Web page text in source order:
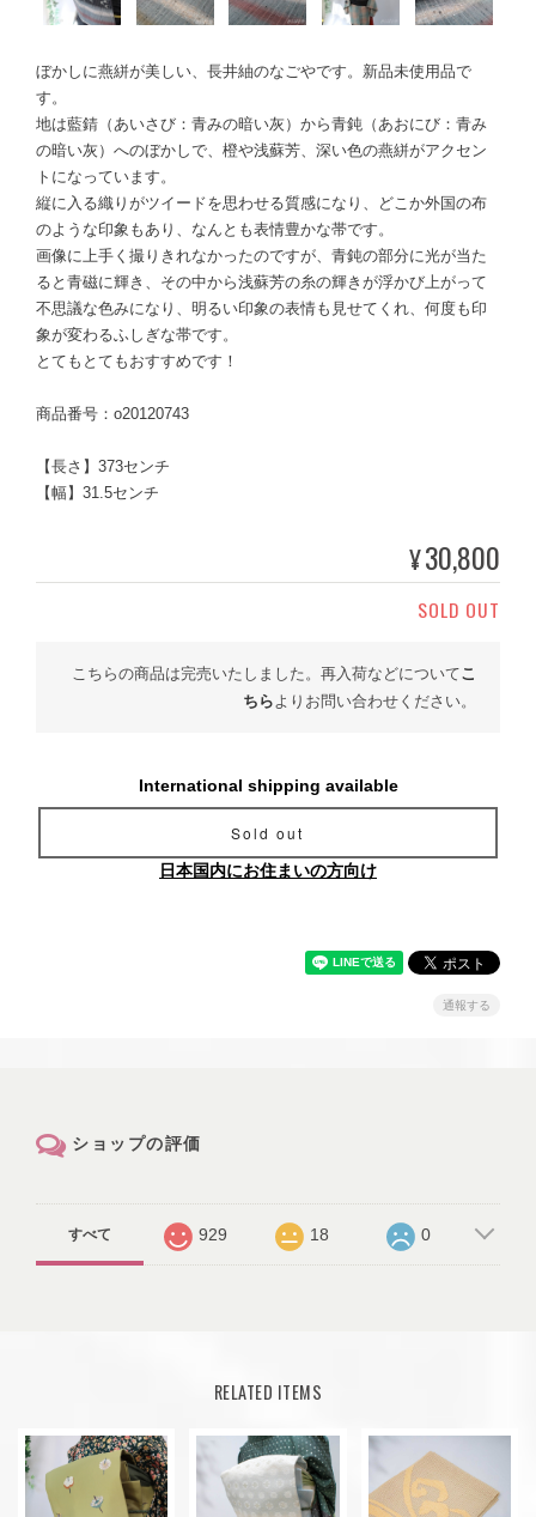
ぼかしに燕絣が美しい、長井紬のなごやです。新品未使用品で
す。
地は藍錆（あいさび：青みの暗い灰）から青鈍（あおにび：青み
の暗い灰）へのぼかしで、橙や浅蘇芳、深い色の燕絣がアクセン
トになっています。
縦に入る織りがツイードを思わせる質感になり、どこか外国の布
のような印象もあり、なんとも表情豊かな帯です。
画像に上手く撮りきれなかったのですが、青鈍の部分に光が当た
ると青磁に輝き、その中から浅蘇芳の糸の輝きが浮かび上がって
不思議な色みになり、明るい印象の表情も見せてくれ、何度も印
象が変わるふしぎな帯です。
とてもとてもおすすめです！
商品番号：o20120743
【長さ】373センチ
【幅】31.5センチ
¥30,800
SOLD OUT
こちらの商品は完売いたしました。再入荷などについてこ
ちらよりお問い合わせください。
International shipping available
Sold out
日本国内にお住まいの方向け
通報する
ショップの評価
すべて 929 18 0
RELATED ITEMS